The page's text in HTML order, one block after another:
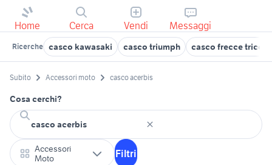
Home Cerca Vendi Messaggi
Ricerche casco kawasaki casco triumph casco frecce
Subito Accessori moto casco acerbis
Cosa cerchi?
Accessori
Moto
Filtri